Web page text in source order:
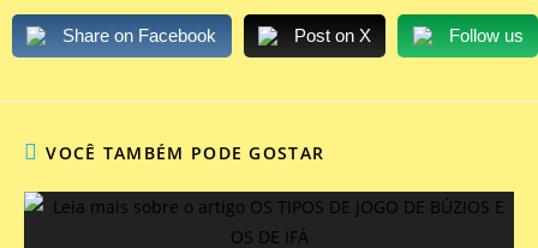
Share on Facebook Post on X Follow us
VOCÊ TAMBÉM PODE GOSTAR